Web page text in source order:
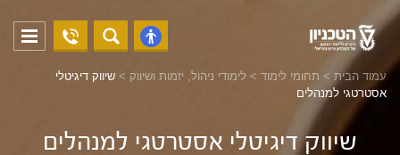
פתח
נגישות
04-
8294228
פתח
עמוד הבית > תחומי לימוד > לימודי ניהול, יזמות ושיווק > שיווק דיגיטלי
אסטרטגי למנהלים
שיווק דיגיטלי אסטרטגי למנהלים